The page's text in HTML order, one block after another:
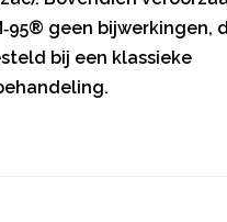
geen bijwerkingen,
bij een klassieke